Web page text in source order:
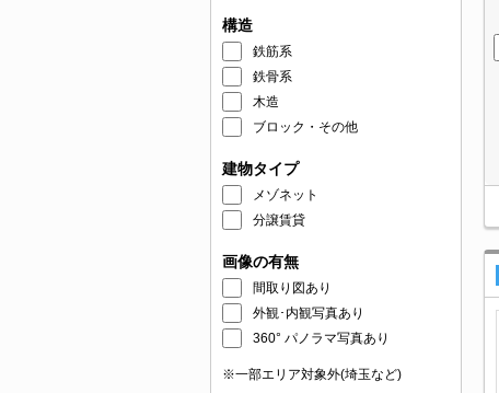
構造
鉄筋系
鉄骨系
木造
ブロック・その他
建物タイプ
メゾネット
分譲賃貸
画像の有無
間取り図あり
外観･内観写真あり
360° パノラマ写真あり
※一部エリア対象外(埼玉など)